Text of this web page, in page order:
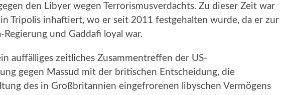
den Libyer wegen Terrorismusverdachts. Zu dieser Zeit war
Tripolis inhaftiert, wo er seit 2011 festgehalten wurde, da er zur
Regierung und Gaddafi loyal war.
auffälliges zeitliches Zusammentreffen der US-
gegen Massud mit der britischen Entscheidung, die
des in Großbritannien eingefrorenen libyschen Vermögens